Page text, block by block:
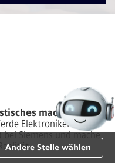
machen und
Elektroniker für
Siemens und mache
Andere Stelle wählen